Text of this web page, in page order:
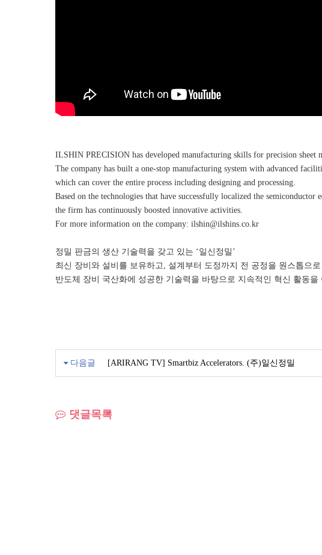
ILSHIN PRECISION has developed manufacturing skills for precision sheet
The company has built a one-stop manufacturing system with advanced
which can cover the entire process including designing and processing.
Based on the technologies that have successfully localized the semiconductor
the firm has continuously boosted innovative activities.
For more information on the company: ilshin@ilshins.co.kr
정밀 판금의 생산 기술력을 갖고 있는 ‘일신정밀’
최신 장비와 설비를 보유하고, 설계부터 도정까지 전 공정을 원스톱으
반도체 장비 국산화에 성공한 기술력을 바탕으로 지속적인 혁신 활동을
다음글 [ARIRANG TV] Smartbiz Accelerators. (주)일신정밀
댓글목록